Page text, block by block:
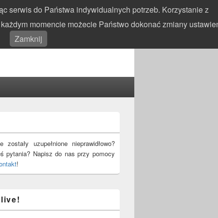
for:
zostały uzupełnione nieprawidłowo?
pytania? Napisz do nas przy pomocy
!
serwis do Państwa indywidualnych potrzeb. Korzystanie z
momencie możecie Państwo dokonać zmiany
Zamknij